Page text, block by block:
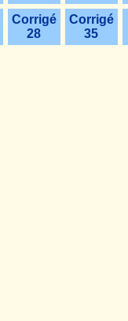
Corrigé
28
Corrigé
35